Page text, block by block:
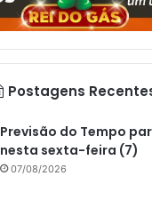
Postagens
Previsão do Tempo
nesta sexta-feira (7)
07/08/2026